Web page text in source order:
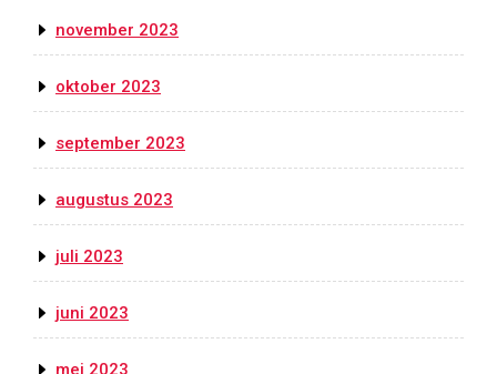
november 2023
oktober 2023
september 2023
augustus 2023
juli 2023
juni 2023
mei 2023